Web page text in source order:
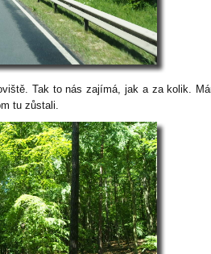
Tak to nás zajímá, jak a za kolik.
tu zůstali.